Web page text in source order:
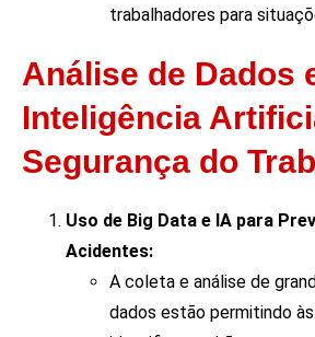
trabalhadores para
Análise de Dados
Inteligência
Segurança do
Uso de Big Data e IA para
Acidentes:
A coleta e análise de
dados estão permitindo